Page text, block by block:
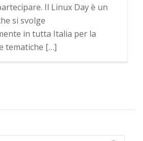
Il Linux Day è un
si svolge
in tutta Italia per la
tematiche […]